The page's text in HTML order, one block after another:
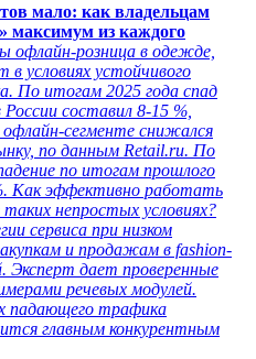
мало: как владельцам
максимум из каждого
офлайн-розница в одежде,
в условиях устойчивого
По итогам 2025 года спад
составил 8-15 %,
офлайн-сегменте снижался
по данным Retail.ru. По
по итогам прошлого
Как эффективно работать
непростых условиях?
сервиса при низком
и продажам в fashion-
Эксперт дает проверенные
речевых модулей.
падающего трафика
главным конкурентным